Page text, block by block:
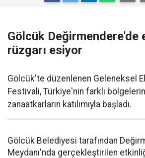
Gölcük Değirmendere'de
rüzgarı esiyor
Gölcük'te düzenlenen Geleneksel El
Festivali, Türkiye'nin farklı
zanaatkarların katılımıyla başladı.
Gölcük Belediyesi tarafından
Meydanı'nda gerçekleştirilen